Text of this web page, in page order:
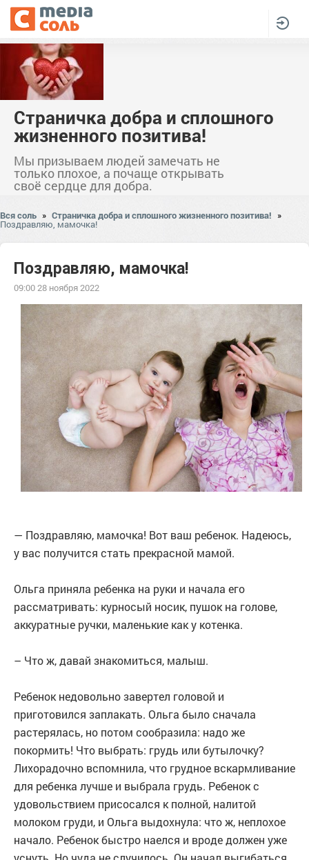
Страничка добра и сплошного
жизненного позитива!
Мы призываем людей замечать не
только плохое, а почаще открывать
своё сердце для добра.
Вся соль » Страничка добра и сплошного жизненного позитива! »
Поздравляю, мамочка!
Поздравляю, мамочка!
09:00 28 ноября 2022
— Поздравляю, мамочка! Вот ваш ребенок. Надеюсь,
у вас получится стать прекрасной мамой.
Ольга приняла ребенка на руки и начала его
рассматривать: курносый носик, пушок на голове,
аккуратные ручки, маленькие как у котенка.
– Что ж, давай знакомиться, малыш.
Ребенок недовольно завертел головой и
приготовился заплакать. Ольга было сначала
растерялась, но потом сообразила: надо же
покормить! Что выбрать: грудь или бутылочку?
Лихорадочно вспомнила, что грудное вскармливание
для ребенка лучше и выбрала грудь. Ребенок с
удовольствием присосался к полной, налитой
молоком груди, и Ольга выдохнула: что ж, неплохое
начало. Ребенок быстро наелся и вроде должен уже